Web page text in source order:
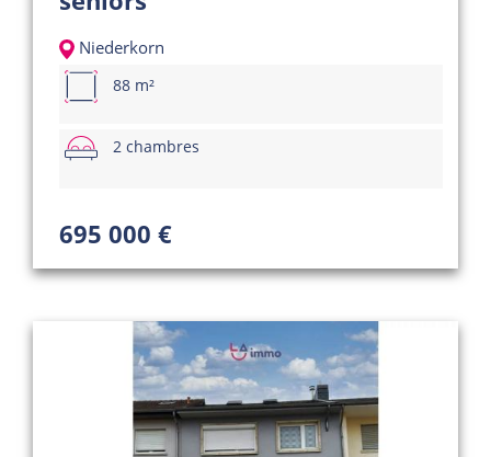
Niederkorn
88 m²
2 chambres
695 000 €